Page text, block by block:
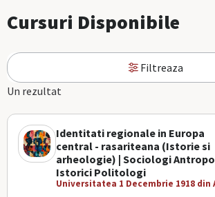
Cursuri Disponibile
Filtreaza
Un rezultat
Identitati regionale in Europa
central - rasariteana (Istorie si
arheologie) | Sociologi
Istorici Politologi
Universitatea 1 Decembrie 1918 din